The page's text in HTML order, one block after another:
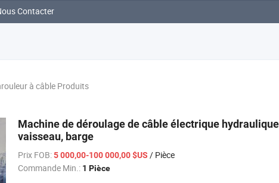
Contacter
à câble Produits
Machine de déroulage de câble électrique
vaisseau, barge
Prix FOB:5 000,00-100 000,00 $US / Pièce
Commande Min.: 1 Pièce